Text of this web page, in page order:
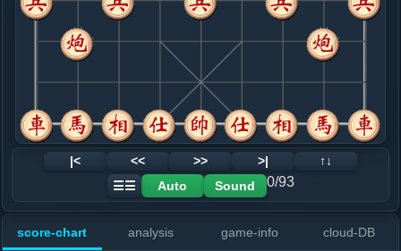
9. 车一平四
红+1
马七进六
.....马８进９
10. 炮三退一
黑+4
车四进六
.....车９平４
黑+4
黑+4
.....士４进５
黑+2
12. 仕四进五
黑+3
黑+3
13. 炮五平四
黑+4
车四平二
|< << >> >|
↑↓
☰☰
Auto Sound 0/93
score-chart analysis game-info cloud-DB